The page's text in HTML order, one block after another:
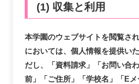
(1) 収集と利用
本学園のウェブサイトを閲覧さ
においては、個人情報を提供い
だし、「資料請求」「お問い合
前」「ご住所」「学校名」「E